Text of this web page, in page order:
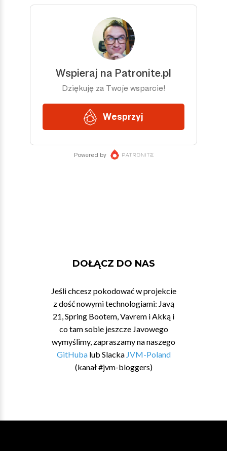
DOŁĄCZ DO NAS
Jeśli chcesz pokodować w projekcie
z dość nowymi technologiami: Javą
21, Spring Bootem, Vavrem i Akką i
co tam sobie jeszcze Javowego
wymyślimy, zapraszamy na naszego
GitHubalub Slacka JVM-Poland
(kanał #jvm-bloggers)